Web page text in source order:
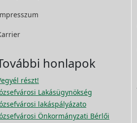
honlapok
részt!
Lakásügynökség
lakáspályázato
Önkormányzati Bérlői